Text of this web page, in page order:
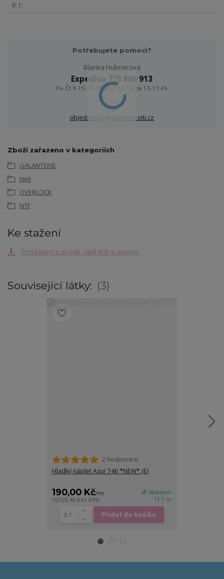
tř.1
Potřebujete pomoci?
Blanka Hubnerová
Expedice 775 866 913
Po-Čt 9-15:30 Pá 9-14:30 Pauza 13-13:45
objednavky@barevnesiti.cz
Zboží zařazeno v kategoriích
GALANTERIE
Nitě
OVERLOCK
NTF
Ke stažení
Prohlášení o shodě - Nitě NTF a Unipoly
Související látky: 3
2 hodnocení
Hladký náplet Azur 746 *NEW* (E)
190,00 Kč/m
157,02 Kč bez DPH
🌈 Skladem
11.7 m
Přidat do košíku